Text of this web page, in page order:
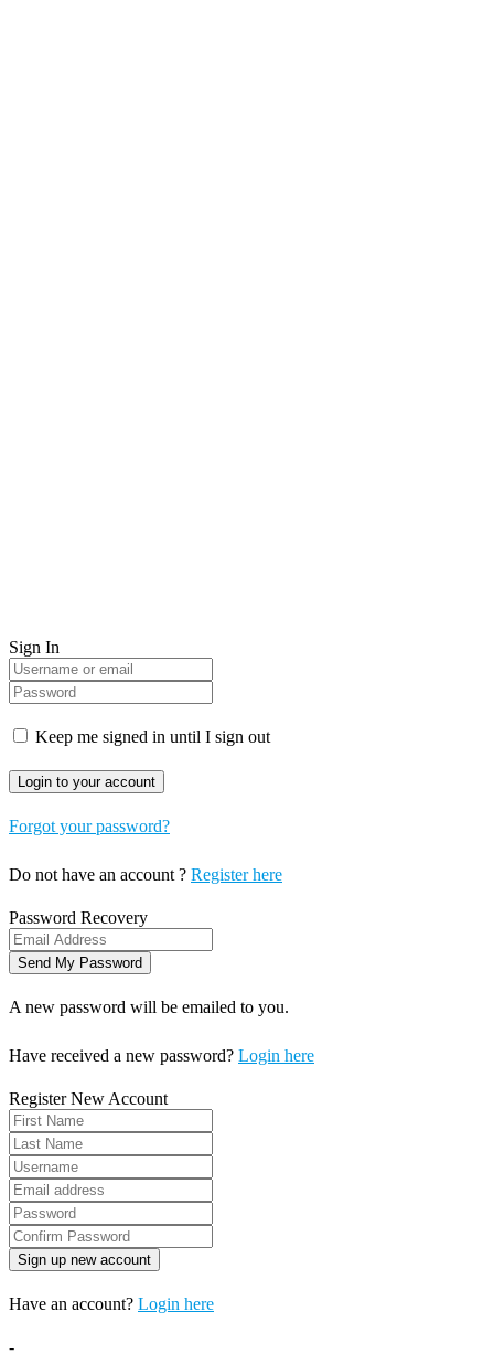
Sign In
Keep me signed in until I sign out
Forgot your password?
Do not have an account ? Register here
Password Recovery
A new password will be emailed to you.
Have received a new password? Login here
Register New Account
Have an account? Login here
-